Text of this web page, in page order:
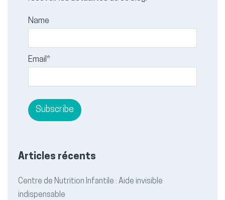
Name
Email*
Articles récents
Centre de Nutrition Infantile : Aide invisible
indispensable